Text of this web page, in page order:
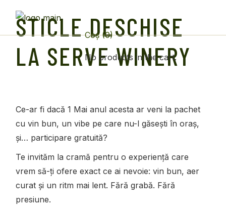
content
(0)
No products in the cart.
STICLE DESCHISE
LA SERVE WINERY
Ce-ar fi dacă 1 Mai anul acesta ar veni la pachet
cu vin bun, un vibe pe care nu-l găsești în oraș,
și… participare gratuită?
Te invităm la cramă pentru o experiență care
vrem să-ți ofere exact ce ai nevoie: vin bun, aer
curat și un ritm mai lent. Fără grabă. Fără
presiune.